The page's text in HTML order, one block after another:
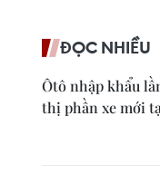
ĐỌC NHIỀU
Ôtô nhập khẩu
thị phần xe mới